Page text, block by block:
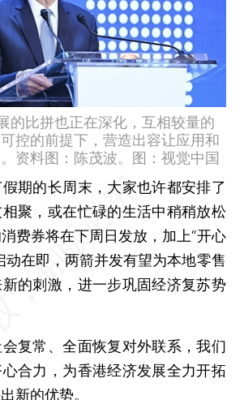
的比拼也正在深化，互相较量的
控的前提下，营造出容让应用和
资料图：陈茂波。图：视觉中国
的长周末，大家也许都安排了
聚，或在忙碌的生活中稍稍放松
费券将在下周日发放，加上“开心
动在即，两箭并发有望为本地零售
的刺激，进一步巩固经济复苏势
常、全面恢复对外联系，我们
合力，为香港经济发展全力开拓
新的优势。